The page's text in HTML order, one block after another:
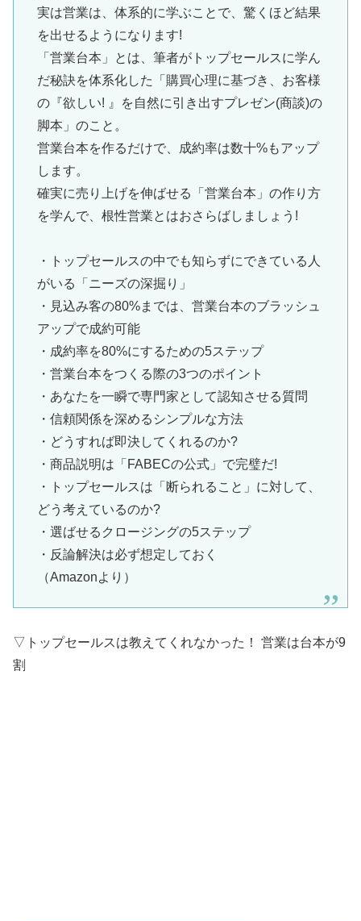
実は営業は、体系的に学ぶことで、驚くほど結果
を出せるようになります!
「営業台本」とは、筆者がトップセールスに学ん
だ秘訣を体系化した「購買心理に基づき、お客様
の『欲しい! 』を自然に引き出すプレゼン(商談)の
脚本」のこと。
営業台本を作るだけで、成約率は数十%もアップ
します。
確実に売り上げを伸ばせる「営業台本」の作り方
を学んで、根性営業とはおさらばしましょう!
・トップセールスの中でも知らずにできている人
がいる「ニーズの深掘り」
・見込み客の80%までは、営業台本のブラッシュ
アップで成約可能
・成約率を80%にするための5ステップ
・営業台本をつくる際の3つのポイント
・あなたを一瞬で専門家として認知させる質問
・信頼関係を深めるシンプルな方法
・どうすれば即決してくれるのか?
・商品説明は「FABECの公式」で完璧だ!
・トップセールスは「断られること」に対して、
どう考えているのか?
・選ばせるクロージングの5ステップ
・反論解決は必ず想定しておく
（Amazonより）
▽トップセールスは教えてくれなかった！ 営業は台本が9
割